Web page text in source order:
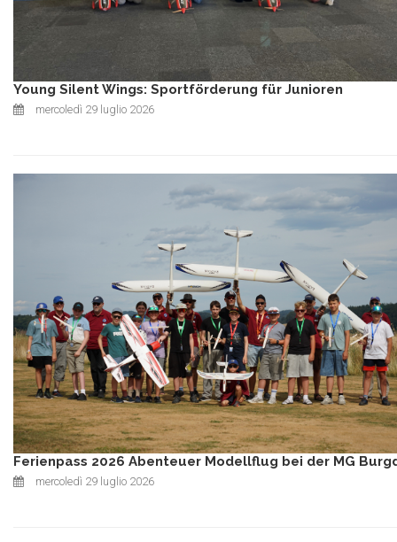
Young Silent Wings: Sportförderung für Junioren
mercoledì 29 luglio 2026
Ferienpass 2026 Abenteuer Modellflug bei der MG
mercoledì 29 luglio 2026